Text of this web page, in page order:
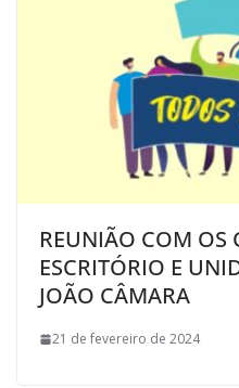
REUNIÃO COM OS
ESCRITÓRIO E
JOÃO CÂMARA
21 de fevereiro de 2024